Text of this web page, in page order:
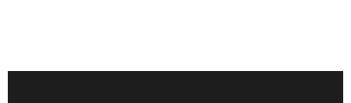
Pierres pour attirer l’amour